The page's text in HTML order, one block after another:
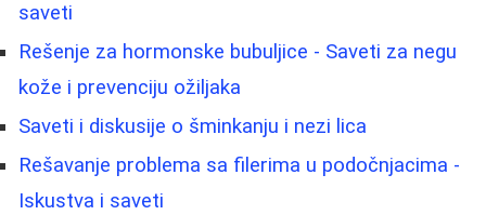
saveti
Rešenje za hormonske bubuljice - Saveti za negu
kože i prevenciju ožiljaka
Saveti i diskusije o šminkanju i nezi lica
Rešavanje problema sa filerima u podočnjacima -
Iskustva i saveti